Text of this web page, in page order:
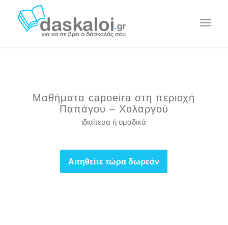
Μαθήματα capoeira στη περιοχή
Παπάγου – Χολαργού
ιδιαίτερα ή ομαδικά
Αιτηθείτε τώρα δωρεάν